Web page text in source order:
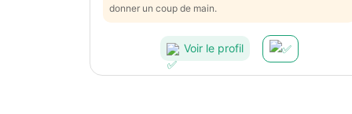
donner un coup de main.
Voir le profil